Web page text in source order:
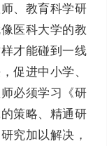
、教育科学研
医科大学的教
才能碰到一线
促进中小学、
必须学习《研
策略、精通研
究加以解决，